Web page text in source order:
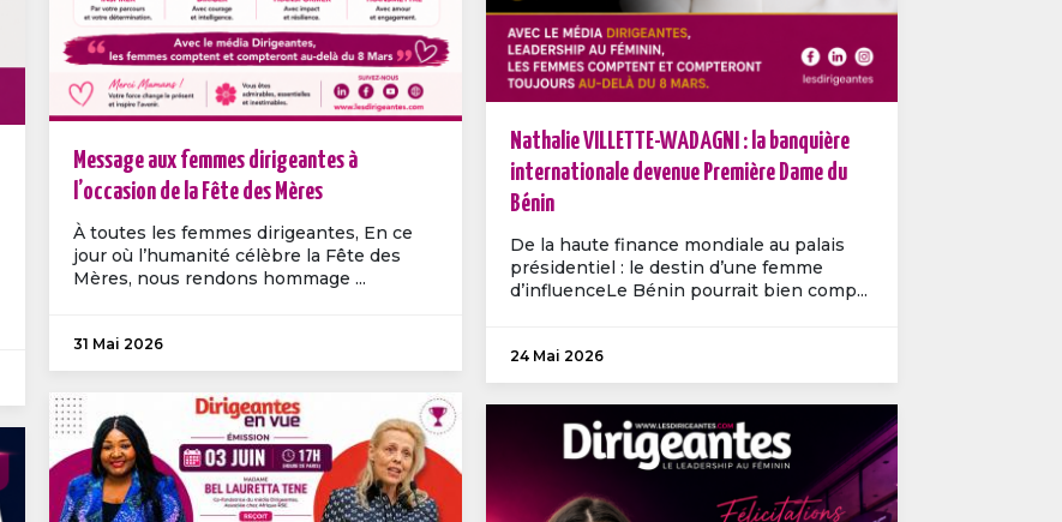
Message aux femmes dirigeantes à
l’occasion de la Fête des Mères
À toutes les femmes dirigeantes, En ce
jour où l’humanité célèbre la Fête des
Mères, nous rendons hommage ...
31 Mai 2026
Nathalie VILLETTE-WADAGNI : la banquière
internationale devenue Première Dame du
Bénin
De la haute finance mondiale au palais
présidentiel : le destin d’une femme
d’influenceLe Bénin pourrait bien comp...
24 Mai 2026